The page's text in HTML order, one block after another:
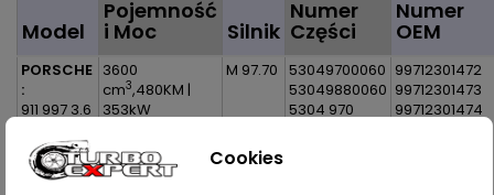
Model
Pojemność
i Moc Silnik
Numer
Części
Numer
OEM
PORSCHE
:
911 997 3.6
911 997
Cabrio 3.6
3600
cm3,480KM |
353kW
M 97.70 53049700060
53049880060
5304 970
99712301472
99712301473
99712301474
Cookies